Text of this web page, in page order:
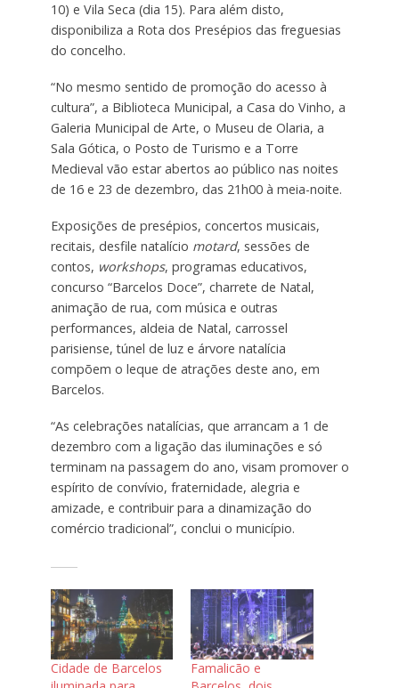
10) e Vila Seca (dia 15). Para além disto,
disponibiliza a Rota dos Presépios das freguesias
do concelho.
“No mesmo sentido de promoção do acesso à
cultura”, a Biblioteca Municipal, a Casa do Vinho, a
Galeria Municipal de Arte, o Museu de Olaria, a
Sala Gótica, o Posto de Turismo e a Torre
Medieval vão estar abertos ao público nas noites
de 16 e 23 de dezembro, das 21h00 à meia-noite.
Exposições de presépios, concertos musicais,
recitais, desfile natalício motard, sessões de
contos, workshops, programas educativos,
concurso “Barcelos Doce”, charrete de Natal,
animação de rua, com música e outras
performances, aldeia de Natal, carrossel
parisiense, túnel de luz e árvore natalícia
compõem o leque de atrações deste ano, em
Barcelos.
“As celebrações natalícias, que arrancam a 1 de
dezembro com a ligação das iluminações e só
terminam na passagem do ano, visam promover o
espírito de convívio, fraternidade, alegria e
amizade, e contribuir para a dinamização do
comércio tradicional”, conclui o município.
Cidade de Barcelos
Famalicão e